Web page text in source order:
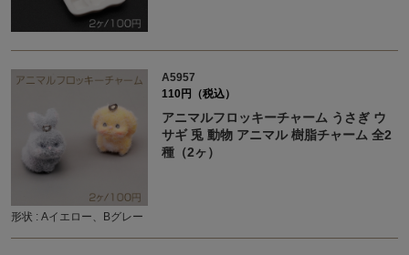
A5957
110円（税込）
アニマルフロッキーチャーム うさぎ ウ
サギ 兎 動物 アニマル 樹脂チャーム 全2
種（2ヶ）
形状 : Aイエロー、Bグレー